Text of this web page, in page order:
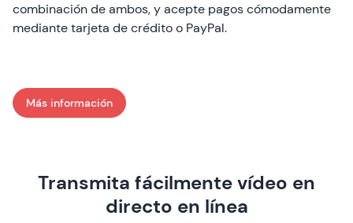
combinación de ambos, y acepte pagos cómodamente
mediante tarjeta de crédito o PayPal.
Más información: Monetice sus eventos en directo
Transmita fácilmente vídeo en
directo en línea